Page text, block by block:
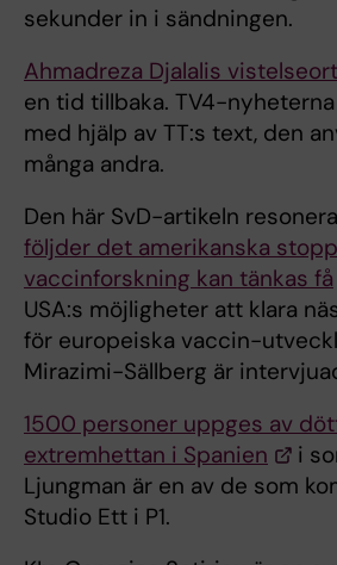
sekunder in i sändningen.
Ahmadreza Djalalis
en tid tillbaka. TV4-
med hjälp av TT:s text, den
många andra.
Den här SvD-artikeln
följder det amerikanska
vaccinforskning kan tänkas få
USA:s möjligheter att klara
för europeiska vaccin-
Mirazimi-Sällberg är
1500 personer uppges av
extremhettan i Spanien
i
Ljungman är en av de som
Studio Ett i P1.